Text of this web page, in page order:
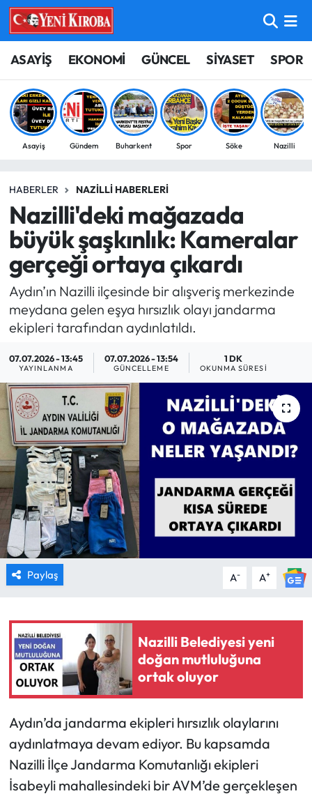
ASAYİŞ EKONOMİ GÜNCEL SİYASET SPOR
Asayiş Gündem Buharkent Spor Söke Nazilli
HABERLER NAZILLI HABERLERI
Nazilli'deki mağazada
büyük şaşkınlık: Kameralar
gerçeği ortaya çıkardı
Aydın’ın Nazilli ilçesinde bir alışveriş merkezinde
meydana gelen eşya hırsızlık olayı jandarma
ekipleri tarafından aydınlatıldı.
07.07.2026 - 13:45
YAYINLANMA
07.07.2026 - 13:54
GÜNCELLEME
1 DK
OKUNMA SÜRESI
Paylaş A- A+
Nazilli Belediyesi yeni
doğan mutluluğuna
ortak oluyor
Aydın’da jandarma ekipleri hırsızlık olaylarını
aydınlatmaya devam ediyor. Bu kapsamda
Nazilli İlçe Jandarma Komutanlığı ekipleri
İsabeyli mahallesindeki bir AVM’de gerçekleşen
ASAYİŞ
BİLİM-TEKNOLOJİ
ÇEVRE
EĞİTİM
EKONOMİ
GÜNCEL
GÜNDEM
MAGAZİN
SAĞLIK
SİYASET
SPOR
TARIM
TURİZM
YAŞAM
RESMİ İLANLAR
HABER İLAN
Aydın Nöbetçi Eczaneler
Aydın Hava Durumu
Aydin Namaz Vakitleri
Süper Lig Puan Durumu ve Fikstür
Tüm Manşetler
Son Dakika Haberleri
Haber Arşivi